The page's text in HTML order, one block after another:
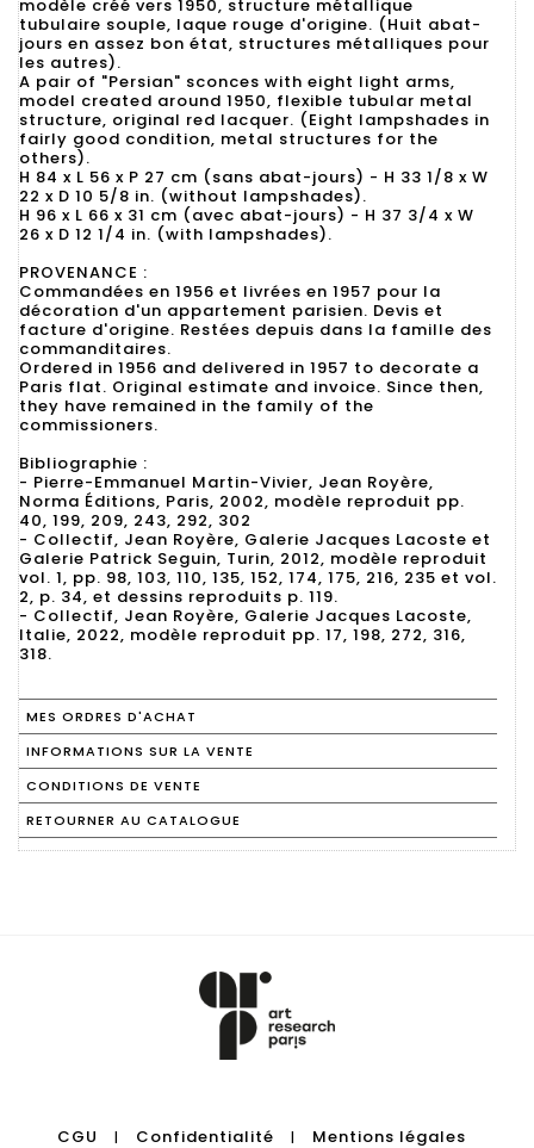
modèle créé vers 1950, structure métallique
tubulaire souple, laque rouge d'origine. (Huit abat-
jours en assez bon état, structures métalliques pour
les autres).
A pair of "Persian" sconces with eight light arms,
model created around 1950, flexible tubular metal
structure, original red lacquer. (Eight lampshades in
fairly good condition, metal structures for the
others).
H 84 x L 56 x P 27 cm (sans abat-jours) - H 33 1/8 x W
22 x D 10 5/8 in. (without lampshades).
H 96 x L 66 x 31 cm (avec abat-jours) - H 37 3/4 x W
26 x D 12 1/4 in. (with lampshades).
PROVENANCE :
Commandées en 1956 et livrées en 1957 pour la
décoration d'un appartement parisien. Devis et
facture d'origine. Restées depuis dans la famille des
commanditaires.
Ordered in 1956 and delivered in 1957 to decorate a
Paris flat. Original estimate and invoice. Since then,
they have remained in the family of the
commissioners.
Bibliographie :
- Pierre-Emmanuel Martin-Vivier, Jean Royère,
Norma Éditions, Paris, 2002, modèle reproduit pp.
40, 199, 209, 243, 292, 302
- Collectif, Jean Royère, Galerie Jacques Lacoste et
Galerie Patrick Seguin, Turin, 2012, modèle reproduit
vol. 1, pp. 98, 103, 110, 135, 152, 174, 175, 216, 235 et vol.
2, p. 34, et dessins reproduits p. 119.
- Collectif, Jean Royère, Galerie Jacques Lacoste,
Italie, 2022, modèle reproduit pp. 17, 198, 272, 316,
318.
MES ORDRES D'ACHAT
INFORMATIONS SUR LA VENTE
CONDITIONS DE VENTE
RETOURNER AU CATALOGUE
CGU | Confidentialité | Mentions légales